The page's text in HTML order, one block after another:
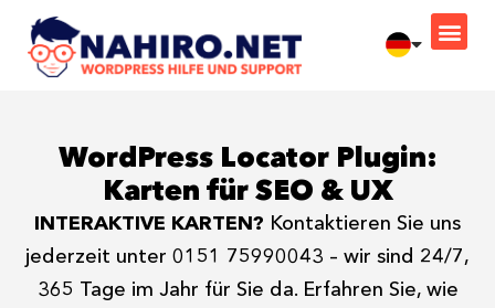
WordPress Locator Plugin:
Karten für SEO & UX
INTERAKTIVE KARTEN? Kontaktieren Sie uns
jederzeit unter 0151 75990043 – wir sind 24/7,
365 Tage im Jahr für Sie da. Erfahren Sie, wie